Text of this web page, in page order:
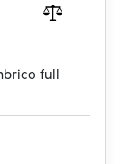
full